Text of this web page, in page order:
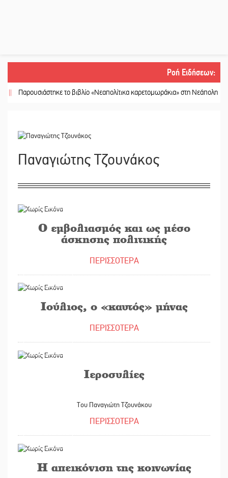
Ροή Ειδήσεων:
το βιβλίο «Νεαπολίτικα καρετομωράκια» στη Νεάπολη || Στο
Παναγιώτης Τζουνάκος
Ο εμβολιασμός και ως μέσο
άσκησης πολιτικής
ΠΕΡΙΣΣΟΤΕΡΑ
Ιούλιος, ο «καυτός» μήνας
ΠΕΡΙΣΣΟΤΕΡΑ
Ιεροσυλίες
Του Παναγιώτη Τζουνάκου
ΠΕΡΙΣΣΟΤΕΡΑ
Η απεικόνιση της κοινωνίας